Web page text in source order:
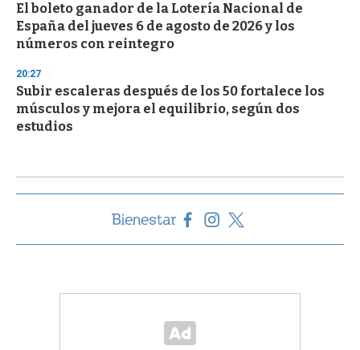
El boleto ganador de la Lotería Nacional de
España del jueves 6 de agosto de 2026 y los
números con reintegro
20:27
Subir escaleras después de los 50 fortalece los
músculos y mejora el equilibrio, según dos
estudios